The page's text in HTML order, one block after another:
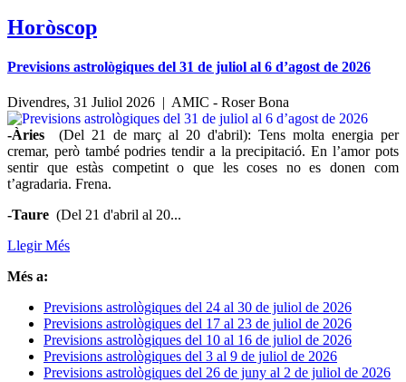
Horòscop
Previsions astrològiques del 31 de juliol al 6 d’agost de 2026
Divendres, 31 Juliol 2026 | AMIC - Roser Bona
-Àries
(Del 21 de març al 20 d'abril): Tens molta energia per
cremar, però també podries tendir a la precipitació. En l’amor pots
sentir que estàs competint o que les coses no es donen com
t’agradaria. Frena.
-Taure (Del 21 d'abril al 20...
Llegir Més
Més a:
Previsions astrològiques del 24 al 30 de juliol de 2026
Previsions astrològiques del 17 al 23 de juliol de 2026
Previsions astrològiques del 10 al 16 de juliol de 2026
Previsions astrològiques del 3 al 9 de juliol de 2026
Previsions astrològiques del 26 de juny al 2 de juliol de 2026